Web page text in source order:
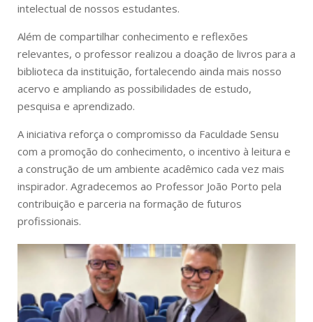
intelectual de nossos estudantes.
Além de compartilhar conhecimento e reflexões
relevantes, o professor realizou a doação de livros para a
biblioteca da instituição, fortalecendo ainda mais nosso
acervo e ampliando as possibilidades de estudo,
pesquisa e aprendizado.
A iniciativa reforça o compromisso da Faculdade Sensu
com a promoção do conhecimento, o incentivo à leitura e
a construção de um ambiente acadêmico cada vez mais
inspirador. Agradecemos ao Professor João Porto pela
contribuição e parceria na formação de futuros
profissionais.